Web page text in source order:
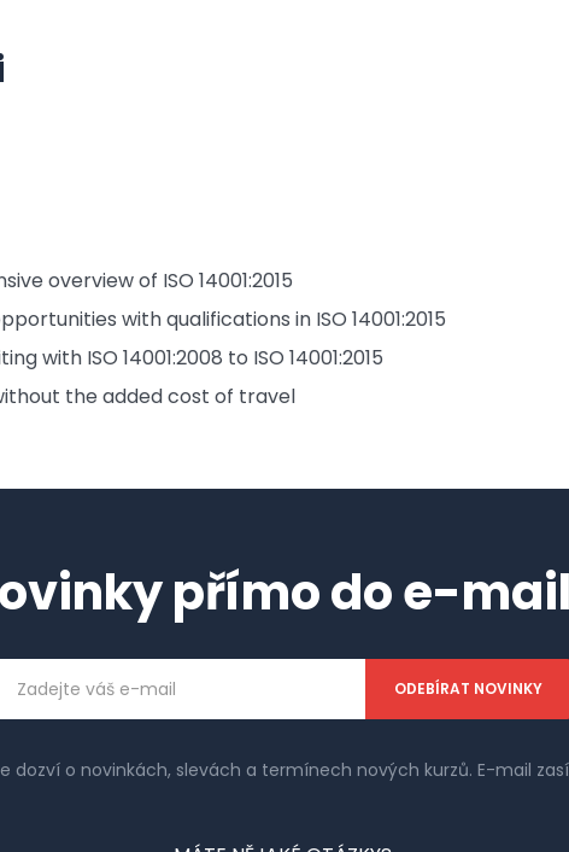
overview of ISO 14001:2015
with qualifications in ISO 14001:2015
with ISO 14001:2008 to ISO 14001:2015
the added cost of travel
přímo do e-
adresa
dozví o novinkách, slevách a termínech nových kurzů. E-mail